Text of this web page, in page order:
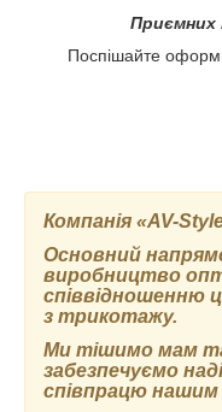
Приємних
Поспішайте
Компанія «AV-
Основний
виробництво
співвідношенню
з трикотажу.
Ми тішимо мам
забезпечуємо
співпрацю